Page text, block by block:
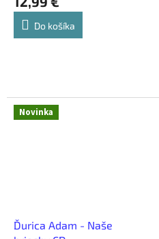
Do košíka
Novinka
Ďurica Adam - Naše